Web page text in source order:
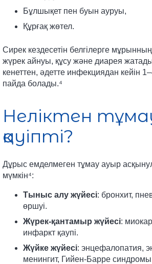
Бұлшықет пен буын ауруы,
Құрғақ жөтел.
Сирек кездесетін белгілерге
жүрек айнуы, құсу және диарея
кенеттен, әдетте инфекциядан кейін
пайда болады.⁴
Неліктен
қауіпті?
Дұрыс емделмеген тұмау ауыр
мүмкін⁴:
Тыныс алу жүйесі: бронхит,
өршуі.
Жүрек-қантамыр жүйесі:
инфаркт қаупі.
Жүйке жүйесі: энцефалопатия,
менингит, Гийен-Барре